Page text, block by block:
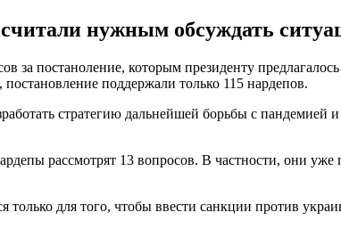
нужным обсуждать
за постаноление, которым президенту
поддержали только 115 нардепов.
стратегию дальнейшей борьбы с
рассмотрят 13 вопросов. В частности, они
для того, чтобы ввести санкции против